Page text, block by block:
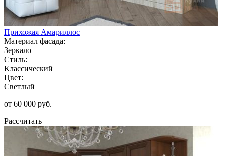
Прихожая Амариллос
Материал фасада:
Зеркало
Стиль:
Классический
Цвет:
Светлый
от 60 000 руб.
Рассчитать